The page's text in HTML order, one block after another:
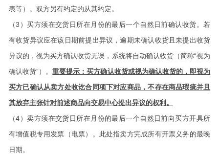
表等）。双方另有约定的从其约定。
（3）买方须在交货日所在月份的最后一个自然日前确认收货。若
有收货异议应在该日期前提出异议，逾期未确认收货且未提出收货
异议的，视为买方确认收货无误，系统将自动确认收货（简称“视为
确认收货”）。重要提示：买方确认收货或视为确认收货的，即视为
买方已确认从卖方处收讫合同项下对应商品，不存在商品瑕疵并且
其放弃主张针对前述商品向交易中心提出异议的权利。
（4）卖方须在交货日所在月份的最后一个自然日前向买方开具所
有增值税专用发票（电票）。此处指卖方完成所有开票义务的最晚
日期。